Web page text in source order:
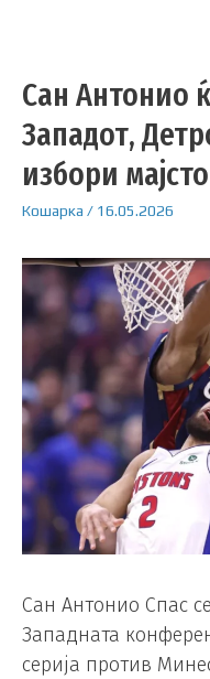
Сан Антонио
Западот,
избори
Кошарка / 16.05.2026
Сан Антонио Спас
Западната
серија против